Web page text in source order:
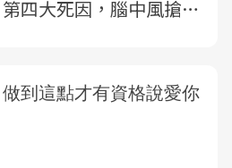
第四大死因，腦中風搶救